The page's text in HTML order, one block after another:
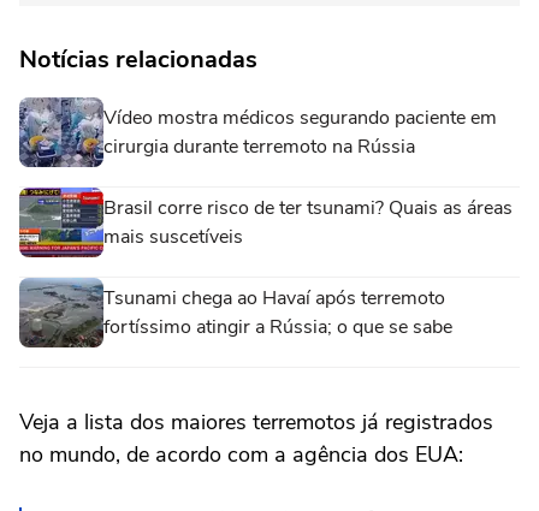
Notícias relacionadas
Vídeo mostra médicos segurando paciente em
cirurgia durante terremoto na Rússia
Brasil corre risco de ter tsunami? Quais as áreas
mais suscetíveis
Tsunami chega ao Havaí após terremoto
fortíssimo atingir a Rússia; o que se sabe
Veja a lista dos maiores terremotos já registrados
no mundo, de acordo com a agência dos EUA: